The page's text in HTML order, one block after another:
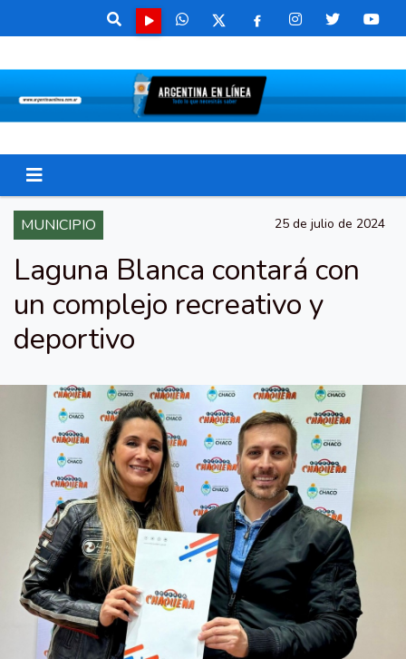
MUNICIPIO 25 de julio de 2024
Laguna Blanca contará con
un complejo recreativo y
deportivo